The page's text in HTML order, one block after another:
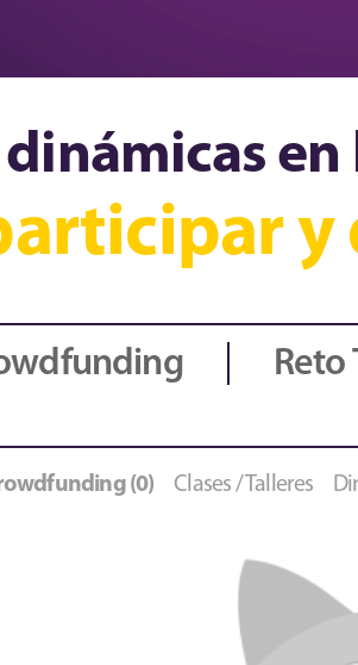
en
y
Reto
(0) Clases / Talleres